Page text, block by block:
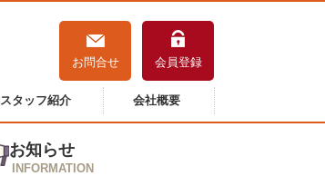
お問合せ 会員登録
スタッフ紹介 会社概要
お知らせ
INFORMATION